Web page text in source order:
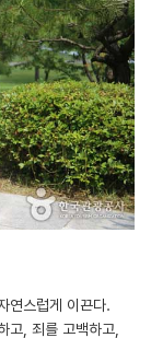
연스럽게 이끈다.
고, 죄를 고백하고,